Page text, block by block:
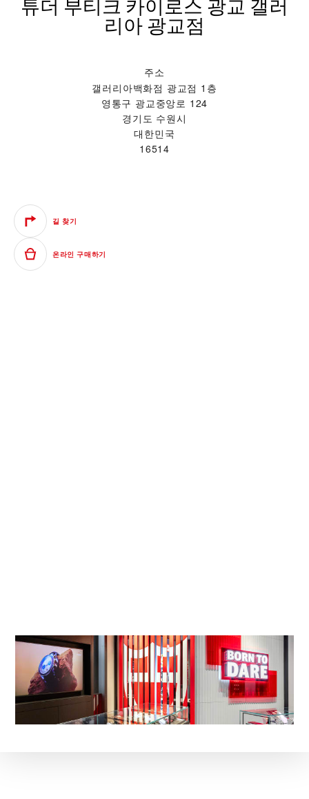
‭튜더 부티크 카이로스 광교 갤러
리아 광교점‬
주소
갤러리아백화점 광교점 1층
영통구 광교중앙로 124
경기도 수원시
대한민국
16514
길 찾기
온라인 구매하기